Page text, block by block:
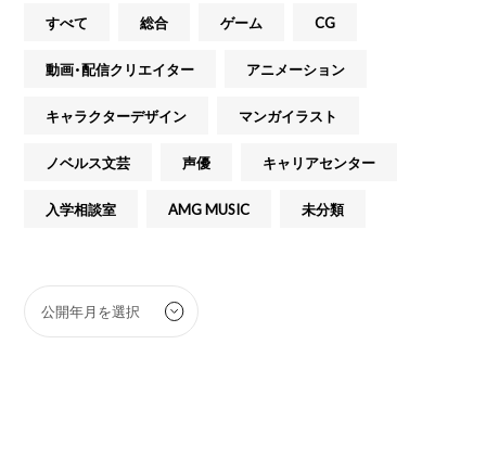
すべて 総合 ゲーム CG
動画・配信クリエイター アニメーション
キャラクターデザイン マンガイラスト
ノベルス文芸 声優 キャリアセンター
入学相談室 AMG MUSIC 未分類